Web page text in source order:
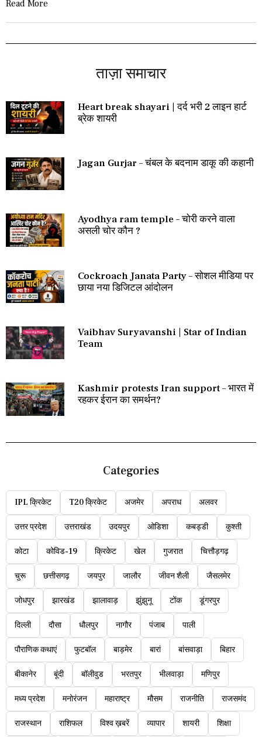
Read More
ताज़ा समाचार
Heart break shayari | दर्द भरी 2 लाइन हार्ट
ब्रेक शायरी
Jagan Gurjar – चंबल के बदनाम डाकू की कहानी
Ayodhya ram temple – चोरी करने वाला
असली चोर कौन ?
Cockroach Janata Party – सोशल मीडिया पर
छाया नया डिजिटल आंदोलन
Vaibhav Suryavanshi | Star of Indian
Team
Kashmir protests Iran support – भारत में
रहकर ईरान का समर्थन?
Categories
IPL क्रिकेट T20 क्रिकेट अजमेर अपराध अलवर
उत्तर प्रदेश उत्तराखंड उदयपुर ओडिशा कबड्डी कुश्ती
कोटा कोविड-19 क्रिकेट खेल गुजरात चित्तौड़गढ़
चुरू छत्तीसगढ़ जयपुर जालौर जीवन शैली जैसलमेर
जोधपुर झारखंड झालावाड़ झुंझुनू टोंक डूंगरपुर
दिल्ली दौसा धौलपुर नागौर पंजाब पाली
पौराणिक कथाएं फुटबॉल बाड़मेर बारां बांसवाड़ा बिहार
बीकानेर बूंदी बॉलीवुड भरतपुर भीलवाड़ा मणिपुर
मध्य प्रदेश मनोरंजन महाराष्ट्र मौसम राजनीति राजसमंद
राजस्थान राशिफल विश्व ख़बरें व्यापार शायरी शिक्षा